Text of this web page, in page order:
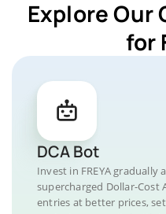
Explore Our
for
DCA Bot
Invest in FREYA
supercharged Dollar-Cost
entries at better prices,